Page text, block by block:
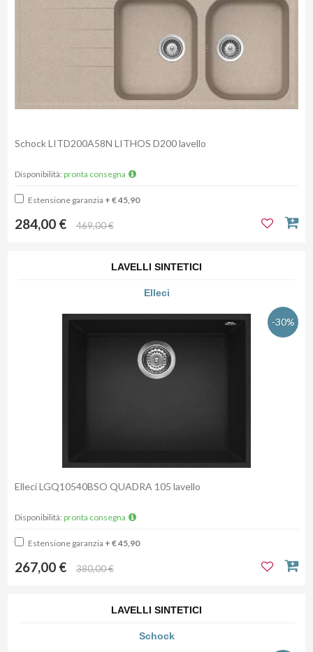
Schock LITD200A58N LITHOS D200 lavello
Disponibilità: pronta consegna
Estensione garanzia + € 45,90
284,00 € 469,00 €
LAVELLI SINTETICI
Elleci
-30%
Elleci LGQ10540BSO QUADRA 105 lavello
Disponibilità: pronta consegna
Estensione garanzia + € 45,90
267,00 € 380,00 €
LAVELLI SINTETICI
Schock